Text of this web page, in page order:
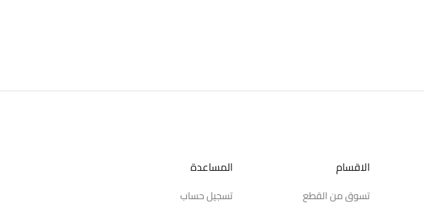
الاقسام
تسوق من القطع
المساعدة
تسجيل حساب